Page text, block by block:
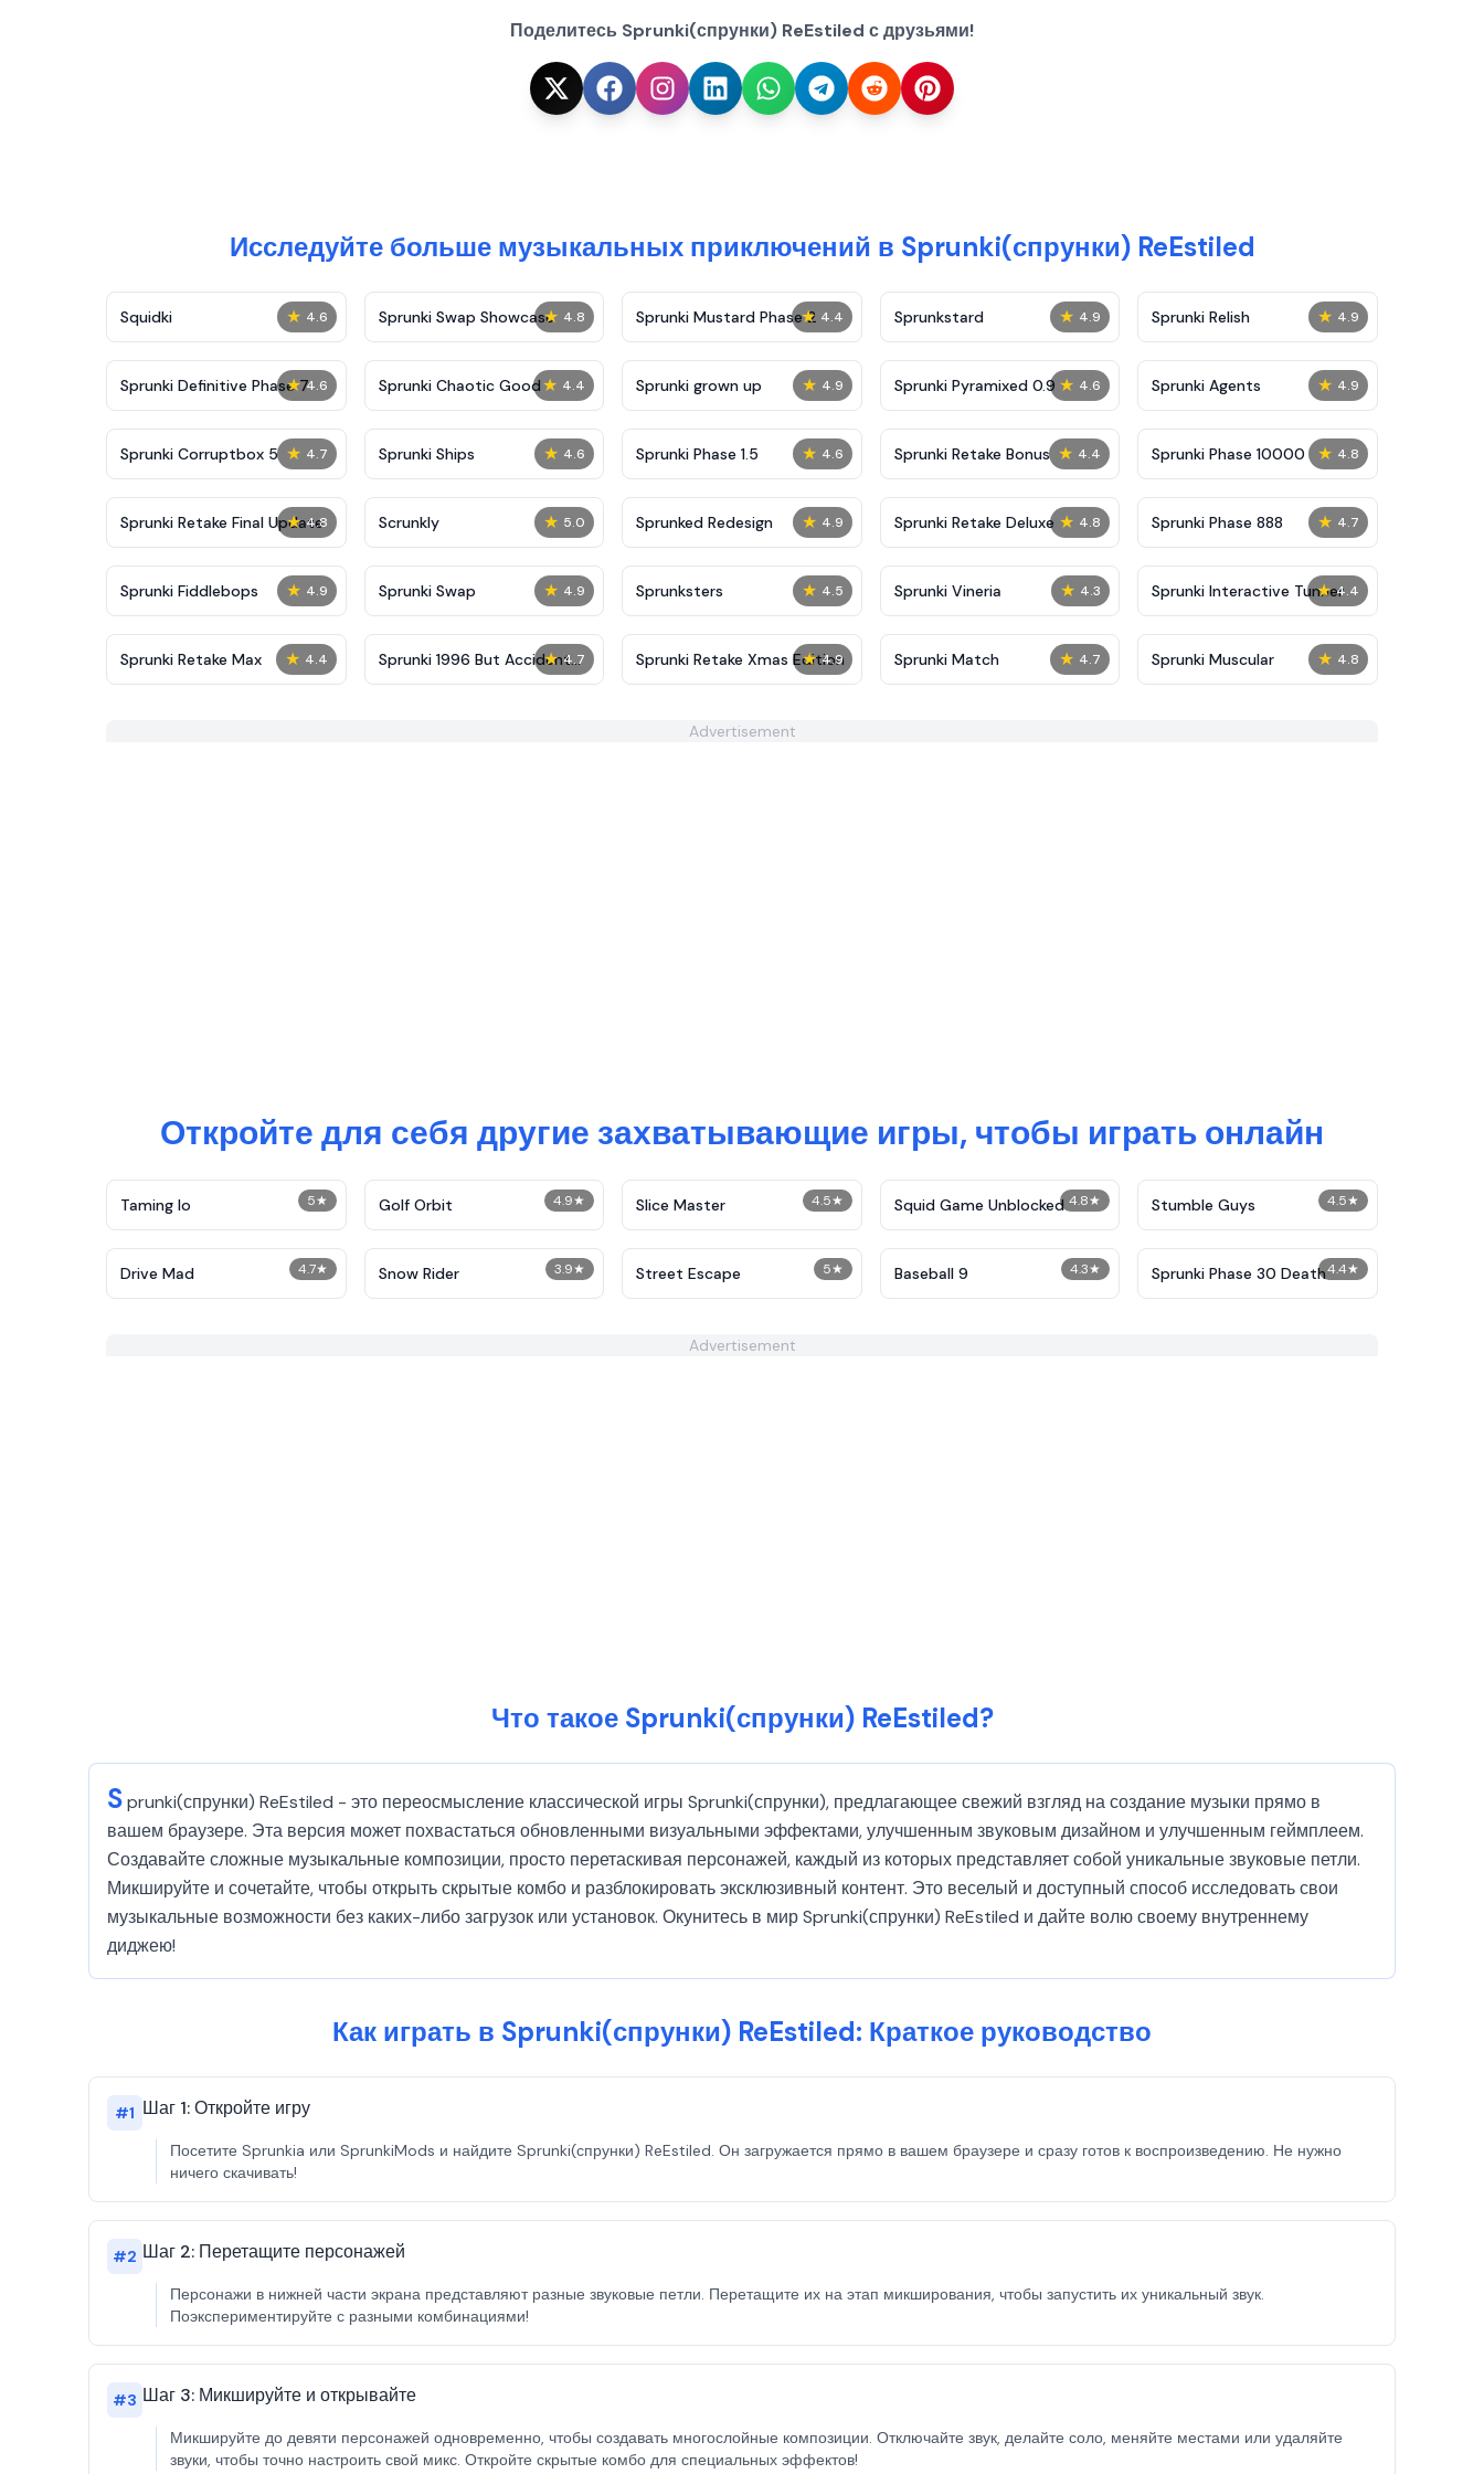
Поделитесь Sprunki(спрунки) ReEstiled с друзьями!
Исследуйте больше музыкальных приключений в Sprunki(спрунки) ReEstiled
★ 4.6
Squidki ★ 4.8
Sprunki Swap Showcase ★ 4.4
Sprunki Mustard Phase 2 ★ 4.9
Sprunkstard ★ 4.9
Sprunki Relish
★ 4.6
Sprunki Definitive Phase 7 ★ 4.4
Sprunki Chaotic Good ★ 4.9
Sprunki grown up ★ 4.6
Sprunki Pyramixed 0.9 ★ 4.9
Sprunki Agents
★ 4.7
Sprunki Corruptbox 5 ★ 4.6
Sprunki Ships ★ 4.6
Sprunki Phase 1.5 ★ 4.4
Sprunki Retake Bonus ★ 4.8
Sprunki Phase 10000
★ 4.8
Sprunki Retake Final Update ★ 5.0
Scrunkly ★ 4.9
Sprunked Redesign ★ 4.8
Sprunki Retake Deluxe ★ 4.7
Sprunki Phase 888
★ 4.9
Sprunki Fiddlebops ★ 4.9
Sprunki Swap ★ 4.5
Sprunksters ★ 4.3
Sprunki Vineria ★ 4.4
Sprunki Interactive Tunner
★ 4.4
Sprunki Retake Max ★ 4.7
Sprunki 1996 But Accident
Reforged
★ 4.9
Sprunki Retake Xmas Edition ★ 4.7
Sprunki Match ★ 4.8
Sprunki Muscular
Advertisement
Откройте для себя другие захватывающие игры, чтобы играть онлайн
5★
Taming Io 4.9★
Golf Orbit 4.5★
Slice Master 4.8★
Squid Game Unblocked 4.5★
Stumble Guys
4.7★
Drive Mad 3.9★
Snow Rider 5★
Street Escape 4.3★
Baseball 9 4.4★
Sprunki Phase 30 Death
Advertisement
Что такое Sprunki(спрунки) ReEstiled?
Sprunki(спрунки) ReEstiled - это переосмысление классической игры Sprunki(спрунки), предлагающее свежий взгляд на создание музыки прямо в
вашем браузере. Эта версия может похвастаться обновленными визуальными эффектами, улучшенным звуковым дизайном и улучшенным геймплеем.
Создавайте сложные музыкальные композиции, просто перетаскивая персонажей, каждый из которых представляет собой уникальные звуковые петли.
Микшируйте и сочетайте, чтобы открыть скрытые комбо и разблокировать эксклюзивный контент. Это веселый и доступный способ исследовать свои
музыкальные возможности без каких-либо загрузок или установок. Окунитесь в мир Sprunki(спрунки) ReEstiled и дайте волю своему внутреннему
диджею!
Как играть в Sprunki(спрунки) ReEstiled: Краткое руководство
#1 Шаг 1: Откройте игру
Посетите Sprunkia или SprunkiMods и найдите Sprunki(спрунки) ReEstiled. Он загружается прямо в вашем браузере и сразу готов к воспроизведению. Не нужно
ничего скачивать!
#2 Шаг 2: Перетащите персонажей
Персонажи в нижней части экрана представляют разные звуковые петли. Перетащите их на этап микширования, чтобы запустить их уникальный звук.
Поэкспериментируйте с разными комбинациями!
#3 Шаг 3: Микшируйте и открывайте
Микшируйте до девяти персонажей одновременно, чтобы создавать многослойные композиции. Отключайте звук, делайте соло, меняйте местами или удаляйте
звуки, чтобы точно настроить свой микс. Откройте скрытые комбо для специальных эффектов!